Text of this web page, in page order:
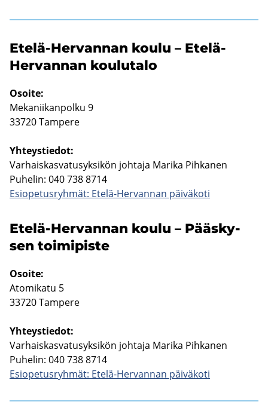
Etelä-​Hervannan koulu – Etelä-​
Hervannan kou­lu­ta­lo
Osoi­te:
Me­ka­nii­kan­pol­ku 9
33720 Tam­pe­re
Yh­teys­tie­dot:
Var­hais­kas­va­tusyk­si­kön joh­ta­ja Ma­ri­ka Pih­ka­nen
Pu­he­lin: 040 738 8714
Esio­pe­tus­ryh­mät: Etelä-​Hervannan päi­vä­ko­ti
Etelä-​Hervannan koulu – Pääs­ky­
sen toi­mi­pis­te
Osoi­te:
Ato­mi­ka­tu 5
33720 Tam­pe­re
Yh­teys­tie­dot:
Var­hais­kas­va­tusyk­si­kön joh­ta­ja Ma­ri­ka Pih­ka­nen
Pu­he­lin: 040 738 8714
Esio­pe­tus­ryh­mät: Etelä-​Hervannan päi­vä­ko­ti